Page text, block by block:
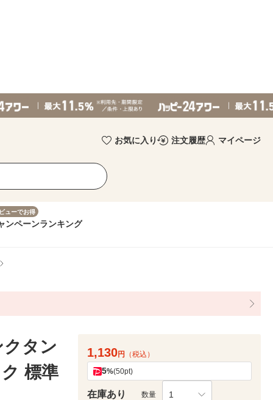
お気に入り 注文履歴 マイページ
ューでお得
ンペーンランキング
タン
標準
1,130円 （税込）
5%(50pt)
在庫あり 数量 1